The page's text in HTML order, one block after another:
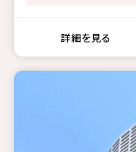
詳細を見る